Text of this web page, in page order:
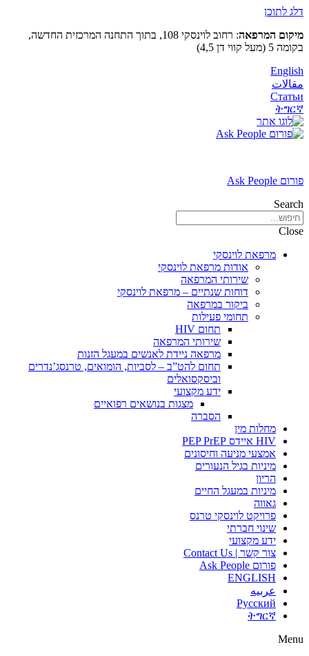
דלג לתוכן
מיקום המרפאה
: רחוב לוינסקי 108, בתוך התחנה המרכזית החדשה,
בקומה 5 (מעל קווי דן 4,5)
English
مقالات
Статьи
ትግርኛ
פורום Ask People
Search
Close
מרפאת לוינסקי
אודות מרפאת לוינסקי
שירותי המרפאה
דוחות שנתיים – מרפאת לוינסקי
ביקור במרפאה
תחומי פעילות
תחום HIV
שירותי המרפאה
מרפאה ניידת לאנשים במעגל הזנות
תחום להט”ב – לסביות, הומואים, טרנסג’נדרים
וביסקסואלים
ידע מקצועי
מצגות בנושאים רפואיים
הסברה
מחלות מין
HIV איידס PEP PrEP
אמצעי מניעה וחיסונים
מיניות בגיל הנעורים
הריון
מיניות במעגל החיים
גאווה
פרויקט לוינסקי טרנס
שינוי חברתי
ידע מקצועי
צור קשר | Contact Us
פורום Ask People
ENGLISH
عربيه
Русский
ትግርኛ
Menu